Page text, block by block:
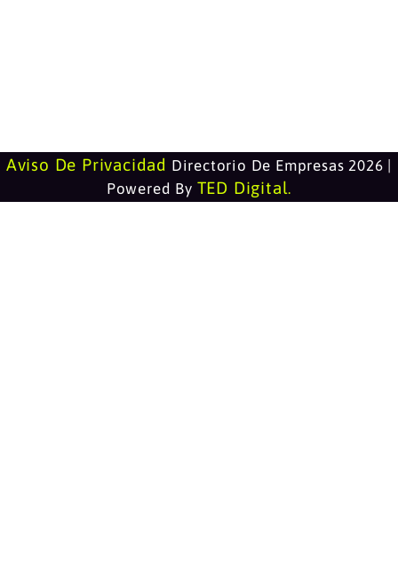
Aviso De Privacidad Directorio De Empresas 2026 |
Powered By TED Digital.